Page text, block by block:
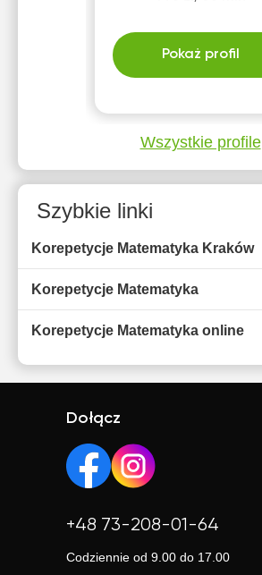
Pokaż profil
Wszystkie profile
Szybkie linki
Korepetycje Matematyka Kraków
Korepetycje Matematyka
Korepetycje Matematyka online
Dołącz
+48 73-208-01-64
Codziennie od 9.00 do 17.00